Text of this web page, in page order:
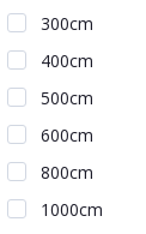
300cm
400cm
500cm
600cm
800cm
1000cm